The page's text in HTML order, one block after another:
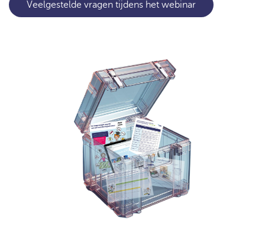
Veelgestelde vragen tijdens het webinar